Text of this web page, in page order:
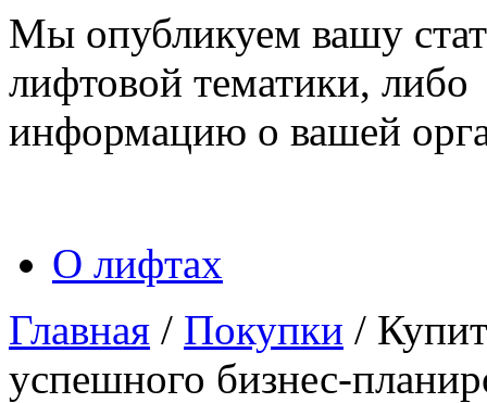
Мы опубликуем вашу
лифтовой тематики, либо
информацию о вашей
О лифтах
Главная / Покупки /
успешного бизнес-